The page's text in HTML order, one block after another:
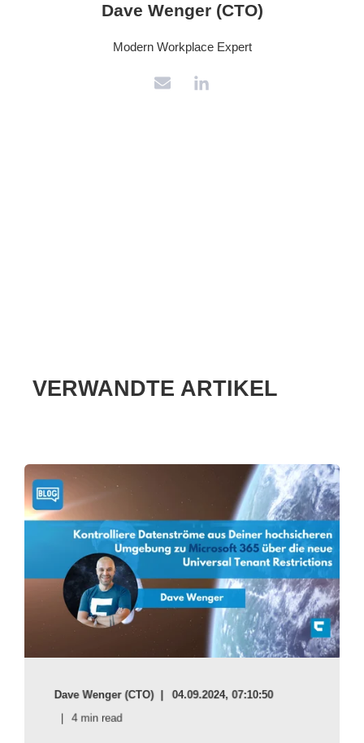
Dave Wenger (CTO)
Modern Workplace Expert
VERWANDTE ARTIKEL
Dave Wenger (CTO)
04.09.2024, 07:10:50
4 min read